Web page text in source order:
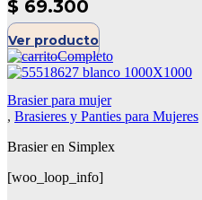
$ 69.300
Ver producto
Brasier para mujer
, Brasieres y Panties para Mujeres
Brasier en Simplex
[woo_loop_info]